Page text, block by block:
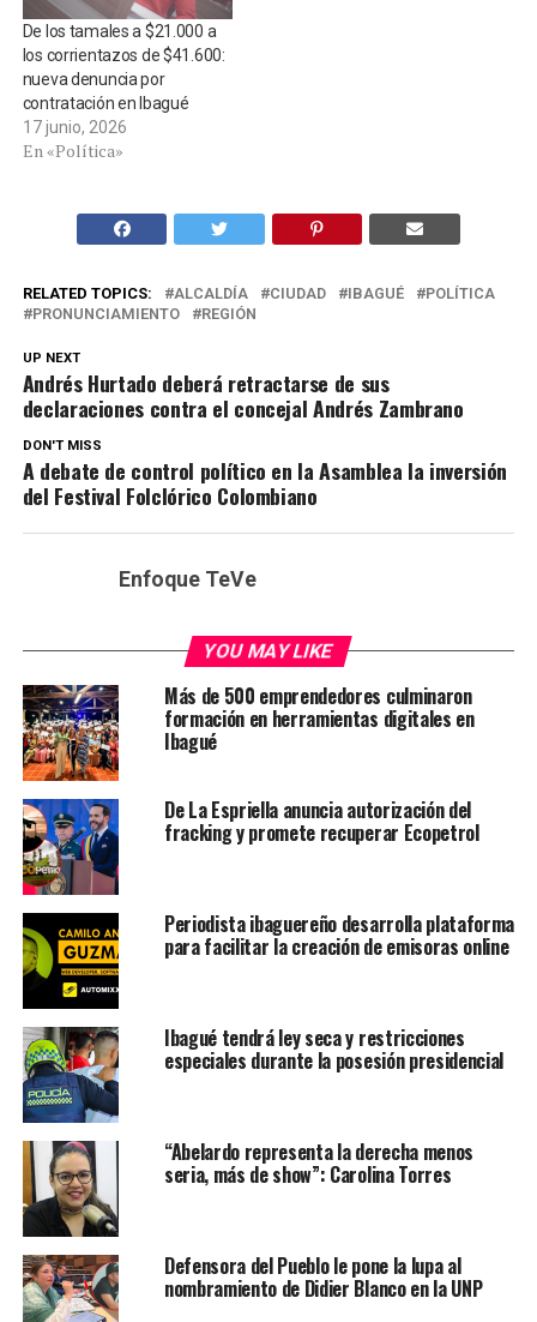
De los tamales a $21.000 a
los corrientazos de $41.600:
nueva denuncia por
contratación en Ibagué
17 junio, 2026
En «Política»
RELATED TOPICS: ALCALDÍA CIUDAD IBAGUÉ
POLÍTICA
PRONUNCIAMIENTO
REGIÓN
UP NEXT
Andrés Hurtado deberá retractarse de sus
declaraciones contra el concejal Andrés Zambrano
DON'T MISS
A debate de control político en la Asamblea la inversión
del Festival Folclórico Colombiano
Enfoque TeVe
YOU MAY LIKE
Más de 500 emprendedores culminaron
formación en herramientas digitales en
Ibagué
De La Espriella anuncia autorización del
fracking y promete recuperar Ecopetrol
Periodista ibaguereño desarrolla plataforma
para facilitar la creación de emisoras online
Ibagué tendrá ley seca y restricciones
especiales durante la posesión presidencial
“Abelardo representa la derecha menos
seria, más de show”: Carolina Torres
Defensora del Pueblo le pone la lupa al
nombramiento de Didier Blanco en la UNP